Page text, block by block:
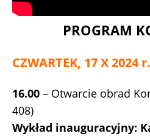
PROGRAM
CZWARTEK, 17 X 2024 r.
16.00 – Otwarcie obrad
408)
Wykład inauguracyjny: